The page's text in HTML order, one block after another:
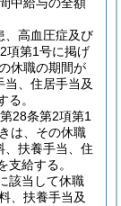
、高血圧症及び
項第1号に掲げ
休職の期間が
、住居手当及
。
28条第2項第1
は、その休職
、扶養手当、住
給する。
該当して休職
、扶養手当及